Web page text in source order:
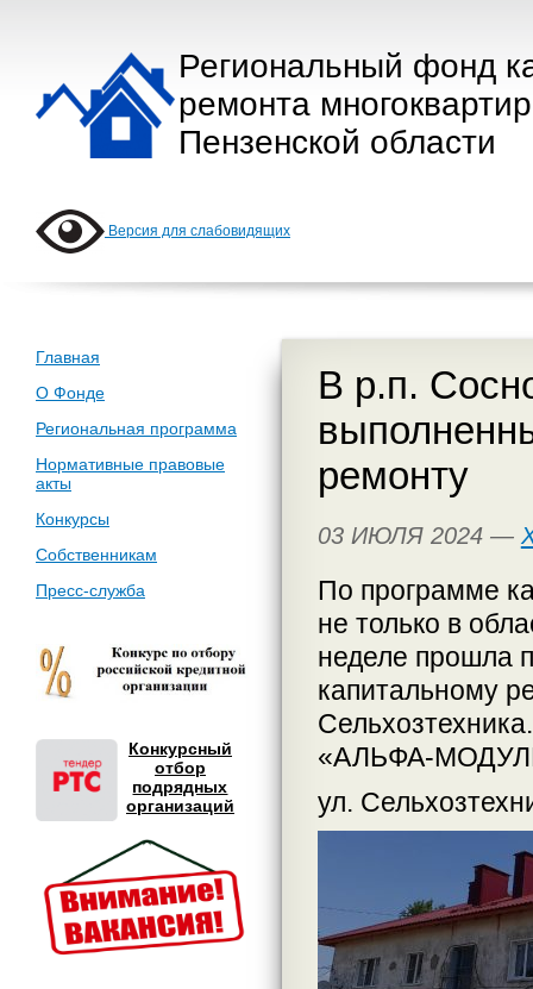
Региональный фонд
ремонта
Пензенской области
Версия для слабовидящих
Главная
О Фонде
Региональная программа
Нормативные правовые
акты
Конкурсы
Собственникам
Пресс-служба
Конкурсный
отбор
подрядных
организаций
В р.п.
ремонту
03 ИЮЛЯ 2024 —
По программе
не только в
неделе прошла
капитальному
«АЛЬФА-
ул.